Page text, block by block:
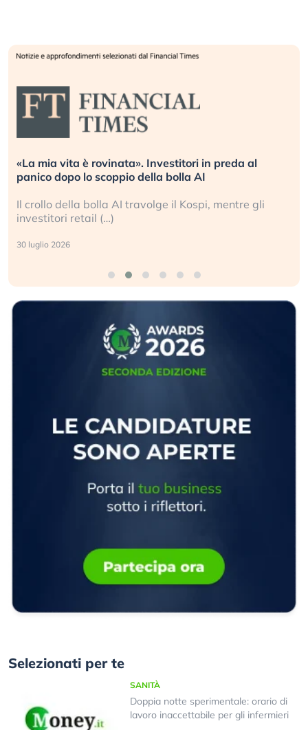
«La mia vita è rovinata». Investitori in preda al
panico dopo lo scoppio della bolla AI
Il crollo della bolla AI travolge il Kospi, mentre gli
investitori retail (…)
30 luglio 2026
Selezionati per te
SANITÀ
Doppia notte sperimentale: orario di
lavoro inaccettabile per gli infermieri